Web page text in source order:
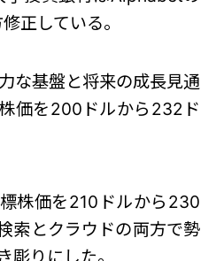
正している。
な基盤と将来の成長見通
価を200ドルから232ド
株価を210ドルから230
索とクラウドの両方で勢